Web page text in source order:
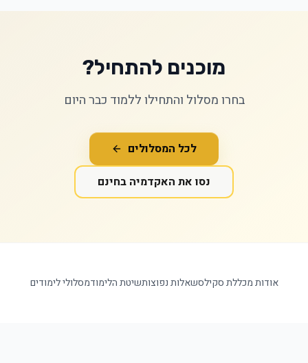
מוכנים להתחיל?
בחרו מסלול והתחילו ללמוד כבר היום
לכל המסלולים
נסו את האקדמיה בחינם
אודות מכללת סקילסשאלות נפוצותשיטת הלימודמסלולי לימודים